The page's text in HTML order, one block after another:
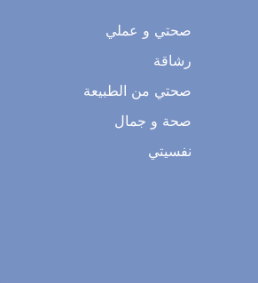
صحتي و عملي
رشاقة
صحتي من الطبيعة
صحة و جمال
نفسيتي